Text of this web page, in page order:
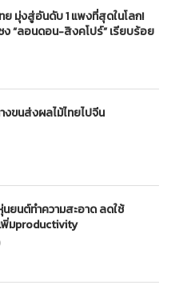
ย มุ่งสู่อันดับ 1 แพงที่สุดในโลก!
ง “ลอนดอน-สิงคโปร์” เรียบร้อย
งขนส่งผลไม้ไทยไปจีน
นยนต์ทำความสะอาด ลดใช้
พิ่มproductivity